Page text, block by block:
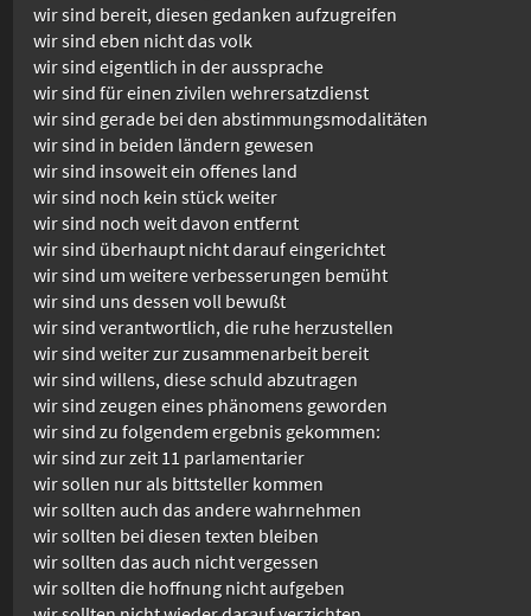
wir sind bereit, diesen gedanken aufzugreifen
wir sind eben nicht das volk
wir sind eigentlich in der aussprache
wir sind für einen zivilen wehrersatzdienst
wir sind gerade bei den abstimmungsmodalitäten
wir sind in beiden ländern gewesen
wir sind insoweit ein offenes land
wir sind noch kein stück weiter
wir sind noch weit davon entfernt
wir sind überhaupt nicht darauf eingerichtet
wir sind um weitere verbesserungen bemüht
wir sind uns dessen voll bewußt
wir sind verantwortlich, die ruhe herzustellen
wir sind weiter zur zusammenarbeit bereit
wir sind willens, diese schuld abzutragen
wir sind zeugen eines phänomens geworden
wir sind zu folgendem ergebnis gekommen:
wir sind zur zeit 11 parlamentarier
wir sollen nur als bittsteller kommen
wir sollten auch das andere wahrnehmen
wir sollten bei diesen texten bleiben
wir sollten das auch nicht vergessen
wir sollten die hoffnung nicht aufgeben